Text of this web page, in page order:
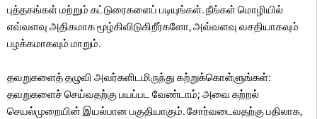
புத்தகங்கள் மற்றும் கட்டுரைகளைப் படியுங்கள். நீங்கள் மொழியில்
எவ்வளவு அதிகமாக மூழ்கிவிடுகிறீர்களோ, அவ்வளவு வசதியாகவும்
பழக்கமாகவும் மாறும்.
தவறுகளைத் தழுவி அவர்களிடமிருந்து கற்றுக்கொள்ளுங்கள்:
தவறுகளைச் செய்வதற்கு பயப்பட வேண்டாம்; அவை கற்றல்
செயல்முறையின் இயல்பான பகுதியாகும். சோர்வடைவதற்கு பதிலாக,